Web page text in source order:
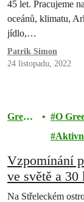
45 let. Pracujeme
oceánů, klimatu,
jídlo,…
Patrik Simon
24 listopadu, 2022
Green
O
Vzpomínání
ve světě a
téměř
Na Střeleckém